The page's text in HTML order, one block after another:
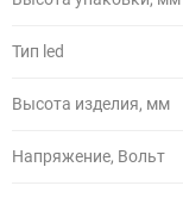
Тип led
Высота изделия, мм
Напряжение, Вольт